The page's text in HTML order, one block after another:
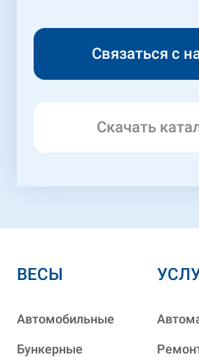
Скачать
ВЕСЫ
Автомобильные
Бункерные